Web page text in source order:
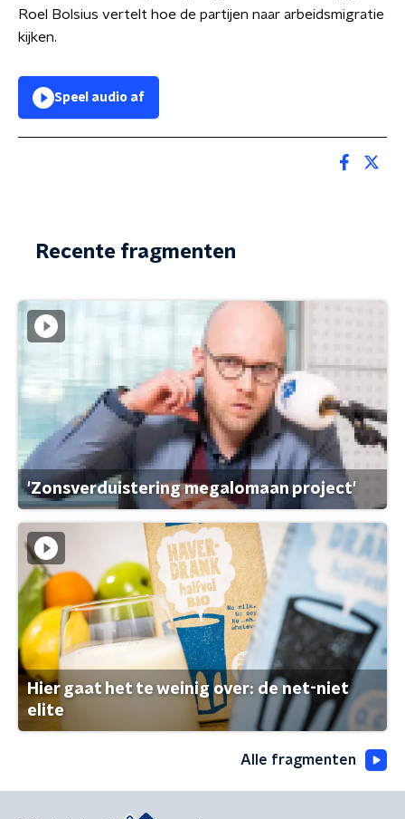
Roel Bolsius vertelt hoe de partijen naar arbeidsmigratie
kijken.
Speel audio af
Recente fragmenten
'Zonsverduistering megalomaan project'
Hier gaat het te weinig over: de net-niet
elite
Alle fragmenten